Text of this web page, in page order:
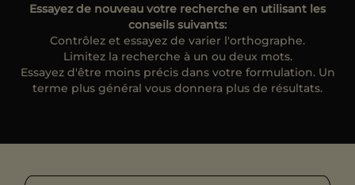
ES
Essayez de nouveau votre recherche en utilisant les
conseils suivants:
Contrôlez et essayez de varier l'orthographe.
Limitez la recherche à un ou deux mots.
Essayez d'être moins précis dans votre formulation. Un
terme plus général vous donnera plus de résultats.